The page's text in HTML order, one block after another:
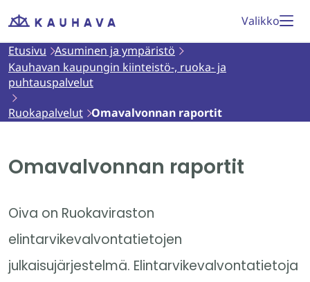
Siirry
Etusivu
Valikko
Etusivu Asuminen ja ympäristö
Kauhavan kaupungin kiinteistö-, ruoka- ja
puhtauspalvelut
Ruokapalvelut Omavalvonnan raportit
Omavalvonnan raportit
Oiva on Ruokaviraston
elintarvikevalvontatietojen
julkaisujärjestelmä. Elintarvikevalvontatietoja